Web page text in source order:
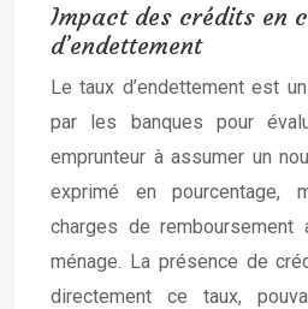
Impact des crédits en
d’endettement
Le taux d’endettement est
par les banques pour
emprunteur à assumer un
exprimé en pourcentage,
charges de
ménage. La présence de
directement ce taux,